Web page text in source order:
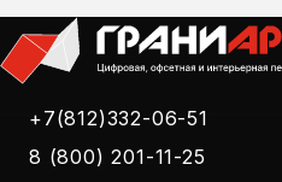
+7(812)332-06-51
8 (800) 201-11-25